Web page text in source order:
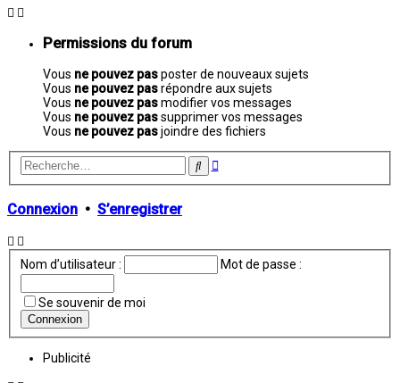
Permissions du forum
Vous ne pouvez pasposter de nouveaux sujets
Vous ne pouvez pasrépondre aux sujets
Vous ne pouvez pasmodifier vos messages
Vous ne pouvez passupprimer vos messages
Vous ne pouvez pasjoindre des fichiers
Rechercher
Recherche
Connexion • S’enregistrer
Nom d’utilisateur : Mot de passe :
Se souvenir de moi
Publicité